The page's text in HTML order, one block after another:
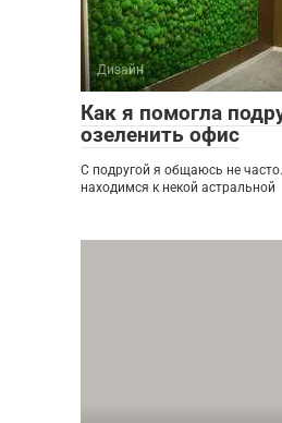
Дизайн
Как я помогла
озеленить офис
С подругой я общаюсь не
находимся к некой астральной